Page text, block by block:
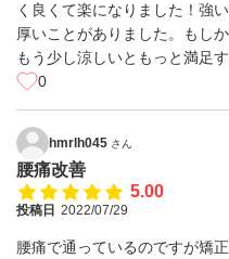
く良くて楽になりました！強
厚いことがありました。もし
もう少し涼しいともっと満足す
0
hmrlh045 さん
腰痛改善
5.00
投稿日 2022/07/29
腰痛で通っているのですが矯